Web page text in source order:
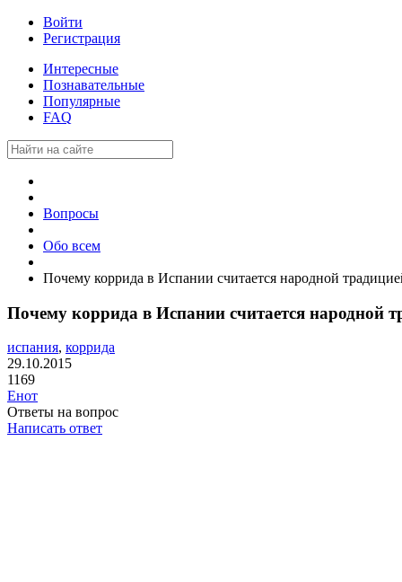
Войти
Регистрация
Интересные
Познавательные
Популярные
FAQ
Вопросы
Обо всем
Почему коррида в Испании считается народной
Почему коррида в Испании считается народной
испания, коррида
29.10.2015
1169
Енот
Ответы на вопрос
Написать ответ